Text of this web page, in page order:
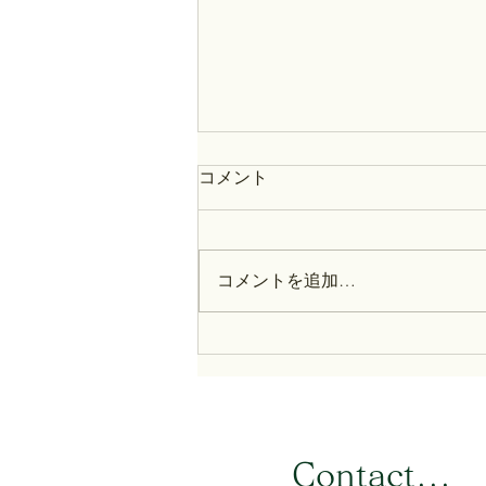
鋼の長岡半太郎： 科学・技術
コメント
コメントを追加…
​Contact...